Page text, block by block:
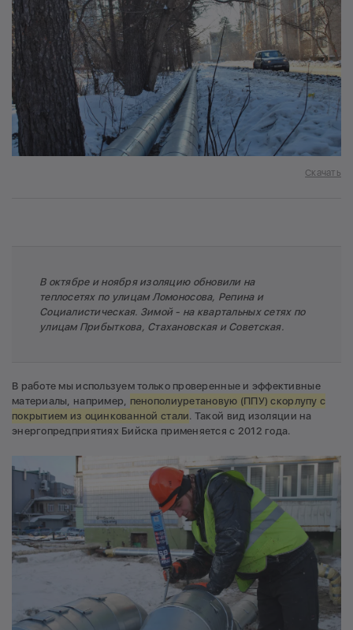
Скачать
В октябре и ноября изоляцию обновили на
теплосетях по улицам Ломоносова, Репина и
Социалистическая. Зимой - на квартальных сетях по
улицам Прибыткова, Стахановская и Советская.
В работе мы используем только проверенные и эффективные
материалы, например, пенополиуретановую (ППУ) скорлупу с
покрытием из оцинкованной стали. Такой вид изоляции на
энергопредприятиях Бийска применяется с 2012 года.